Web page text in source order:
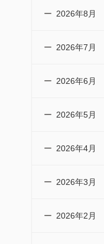
2026年8月
2026年7月
2026年6月
2026年5月
2026年4月
2026年3月
2026年2月